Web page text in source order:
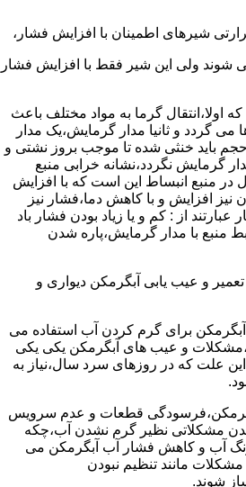
شوند ولی این شیر فقط با افزایش فشار
اولا،انتقال گرما به مواد مختلف باعث
گردد و ثانیا مدار گرمایش،یک مدار
باید خنثی شده تا موجب بروز نشتی و
گرمایش نگردد،نشانه خرابی منبع
در منبع انبساط این است که با افزایش
افزایش و با کاهش دما،فشار نیز
از : کم و یا زیاد بودن فشار باد
منبع با مدار گرمایش،پاره شدن
و عیب یابی آبگرمکن دیواری و
آبگرمکن برای گرم کردن آب استفاده می
و عیب های آبگرمکن یکی یکی
علت که در روزهای سرد سال،نیاز به
قطعات و عدم سرویس
مشکلاتی نظیر گرم نشدن آب،چکه
رنگ آب و کاهش فشار آب آبگرمکن می
مانند تنظیم نبودن
شوند.